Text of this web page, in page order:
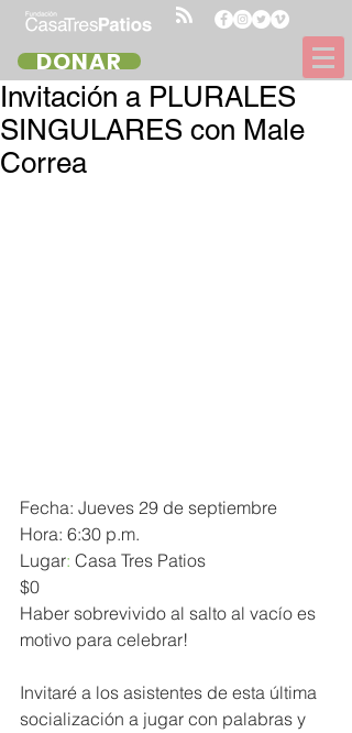
DONAR
Invitación a PLURALES
SINGULARES con Male
Correa
Fecha: Jueves 29 de septiembre
Hora: 6:30 p.m.
Lugar: Casa Tres Patios
$0
Haber sobrevivido al salto al vacío es
motivo para celebrar!
Invitaré a los asistentes de esta última
socialización a jugar con palabras y